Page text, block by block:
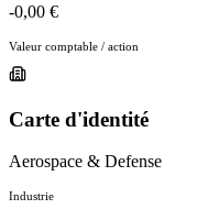
-0,00 €
Valeur comptable / action
Carte d'identité
Aerospace & Defense
Industrie